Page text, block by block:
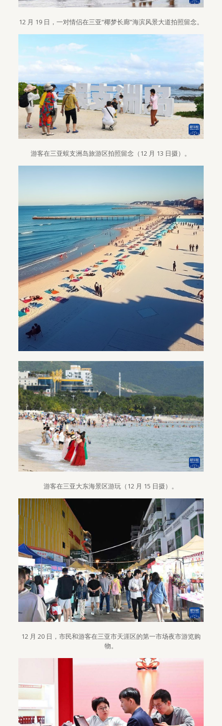
12 月 19 日，一对情侣在三亚“椰梦长廊”海滨风景大道拍照留念。
游客在三亚蜈支洲岛旅游区拍照留念（12 月 13 日摄）。
游客在三亚大东海景区游玩（12 月 15 日摄）。
12 月 20 日，市民和游客在三亚市天涯区的第一市场夜市游览购
物。